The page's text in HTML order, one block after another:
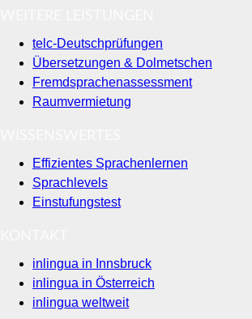
telc-Deutschprüfungen
Übersetzungen & Dolmetschen
Fremdsprachenassessment
Raumvermietung
Effizientes Sprachenlernen
Sprachlevels
Einstufungstest
inlingua in Innsbruck
inlingua in Österreich
inlingua weltweit